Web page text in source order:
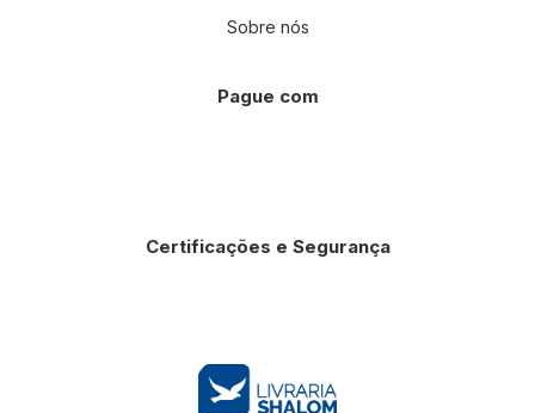
Sobre nós
Pague com
Certificações e Segurança